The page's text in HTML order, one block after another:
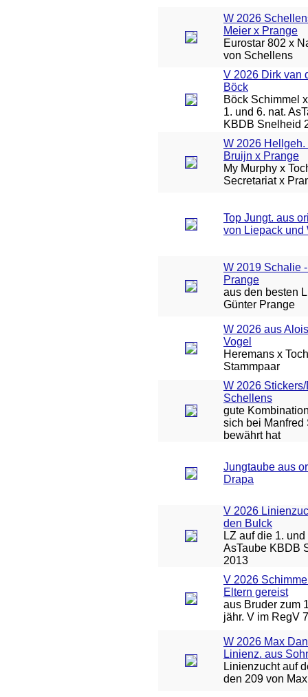
W 2026
Meier x Prange
Eurostar 802 x
von Schellens
V 2026 Dirk van
Böck
Böck Schimmel
1. und 6. nat.
KBDB Snelheid
W 2026 Hellgeh.
Bruijn x Prange
My Murphy x
Secretariat x
Top Jungt. aus
von Liepack und
W 2019 Schalie
Prange
aus den besten
Günter Prange
W 2026 aus
Vogel
Heremans x
Stammpaar
W 2026
Schellens
gute
sich bei Manfred
bewährt hat
Jungtaube aus
Drapa
V 2026
den Bulck
LZ auf die 1. und
AsTaube KBDB
2013
V 2026
Eltern gereist
aus Bruder zum
jähr. V im RegV
W 2026 Max
Linienz. aus
Linienzucht auf
den 209 von